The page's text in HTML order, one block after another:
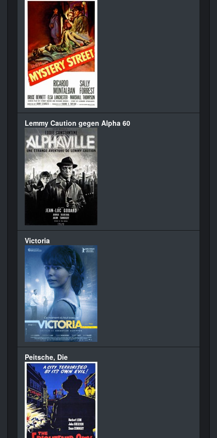
Lemmy Caution gegen Alpha 60
Victoria
Peitsche, Die